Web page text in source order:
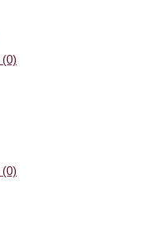
(0)
(0)